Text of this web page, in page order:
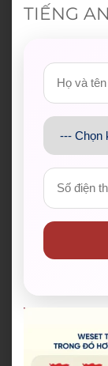
Để lại
tại đây.
WESET tự
TIẾNG